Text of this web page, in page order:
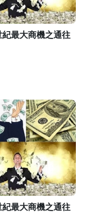
最大商機之通往
最大商機之通往